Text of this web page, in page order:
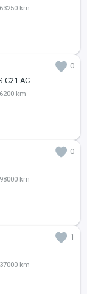
km
0
C21 AC
km
0
km
1
km